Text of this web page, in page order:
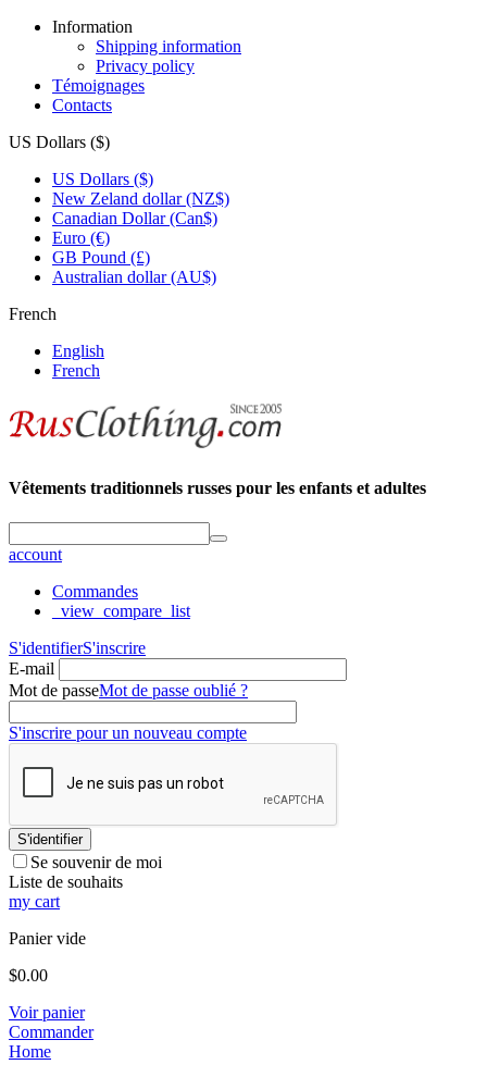
Information
Shipping information
Privacy policy
Témoignages
Contacts
US Dollars ($)
US Dollars ($)
New Zeland dollar (NZ$)
Canadian Dollar (Can$)
Euro (€)
GB Pound (£)
Australian dollar (AU$)
French
English
French
Vêtements traditionnels russes pour les enfants et adultes
account
Commandes
_view_compare_list
S'identifierS'inscrire
E-mail
Mot de passeMot de passe oublié ?
S'inscrire pour un nouveau compte
S'identifier
Se souvenir de moi
Liste de souhaits
my cart
Panier vide
$0.00
Voir panier
Commander
Home